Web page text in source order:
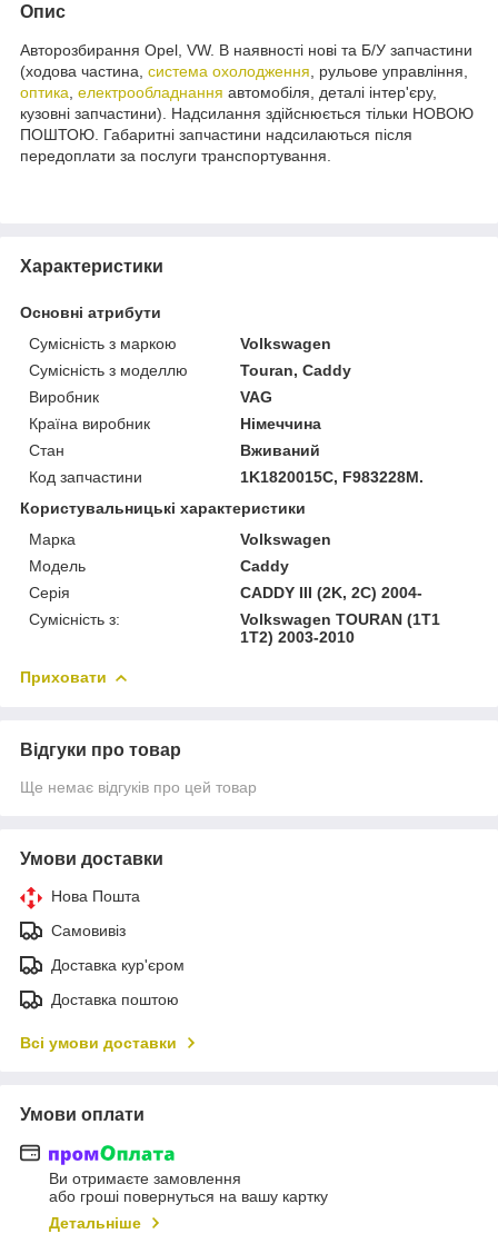
Опис
Авторозбирання Opel, VW. В наявності нові та Б/У запчастини
(ходова частина, система охолодження , рульове управління,
оптика електрообладнання автомобіля, деталі інтер'єру,
кузовні запчастини). Надсилання здійснюється тільки НОВОЮ
ПОШТОЮ. Габаритні запчастини надсилаються після
передоплати за послуги транспортування.
Характеристики
Основні атрибути
Сумісність з маркою
Volkswagen
Сумісність з моделлю
Touran, Caddy
Виробник
VAG
Країна виробник
Німеччина
Стан
Вживаний
Код запчастини
1K1820015C, F983228M.
Користувальницькі характеристики
Марка
Volkswagen
Модель
Caddy
Серія
CADDY III (2K, 2C) 2004-
Сумісність з:
Volkswagen TOURAN (1T1
1T2) 2003-2010
Приховати
Відгуки про товар
Ще немає відгуків про цей товар
Умови доставки
Нова Пошта
Самовивіз
Доставка кур'єром
Доставка поштою
Всі умови доставки
Умови оплати
Ви отримаєте замовлення
або гроші повернуться на вашу картку
Детальніше